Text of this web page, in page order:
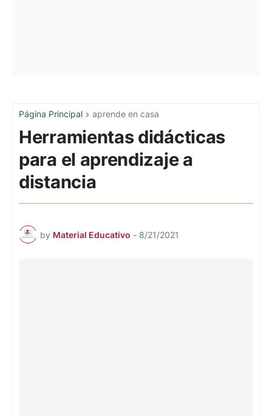
Página Principal aprende en casa
Herramientas didácticas
para el aprendizaje a
distancia
by Material Educativo - 8/21/2021